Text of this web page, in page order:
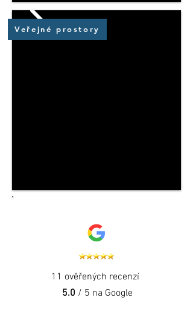
Veřejné prostory
11 ověřených recenzí
5.0 / 5 na Google